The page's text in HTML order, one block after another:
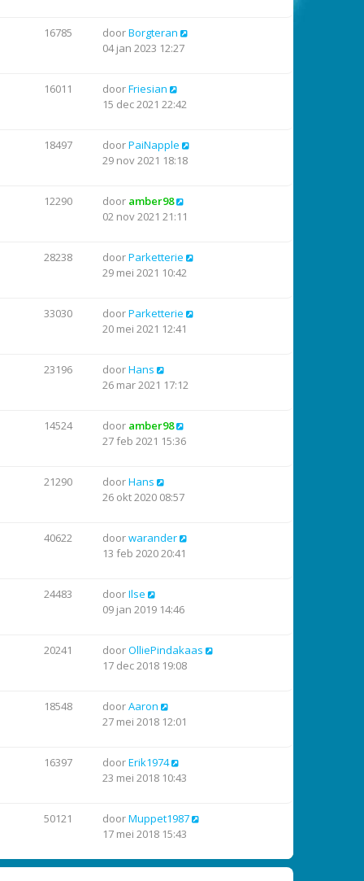
16785 doorBorgteran
04 jan 2023 12:27
16011 doorFriesian
15 dec 2021 22:42
18497 doorPaiNapple
29 nov 2021 18:18
12290 door amber98
02 nov 2021 21:11
28238 doorParketterie
29 mei 2021 10:42
33030 doorParketterie
20 mei 2021 12:41
23196 doorHans
26 mar 2021 17:12
14524 door amber98
27 feb 2021 15:36
21290 doorHans
26 okt 2020 08:57
40622 doorwarander
13 feb 2020 20:41
24483 doorIlse
09 jan 2019 14:46
20241 doorOlliePindakaas
17 dec 2018 19:08
18548 doorAaron
27 mei 2018 12:01
16397 doorErik1974
23 mei 2018 10:43
50121 doorMuppet1987
17 mei 2018 15:43